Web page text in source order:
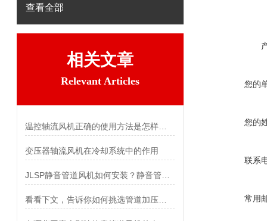
查看全部
相关文章
Relevant Articles
变压器轴流风机在冷却系统中的作用
您的
您的
联系
常用